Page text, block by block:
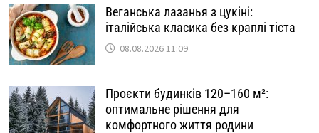
Веганська лазанья з цукіні:
італійська класика без краплі тіста
08.08.2026 11:09
Проєкти будинків 120–160 м²:
оптимальне рішення для
комфортного життя родини